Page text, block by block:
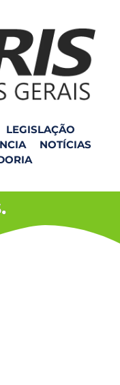
LEGISLAÇÃO
NOTÍCIAS